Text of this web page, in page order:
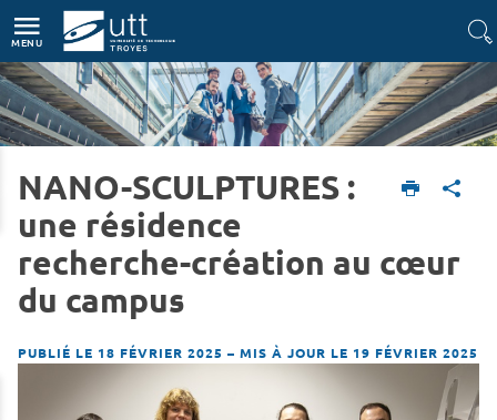
MENU
Accueil L'UTT Actualités
NANO-SCULPTURES :
une résidence
recherche-création au cœur
du campus
PUBLIÉ LE 18 FÉVRIER 2025 – MIS À JOUR LE 19 FÉVRIER 2025